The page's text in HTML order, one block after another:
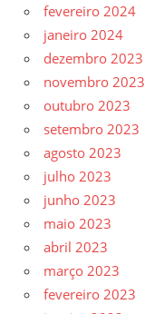
fevereiro 2024
janeiro 2024
dezembro 2023
novembro 2023
outubro 2023
setembro 2023
agosto 2023
julho 2023
junho 2023
maio 2023
abril 2023
março 2023
fevereiro 2023